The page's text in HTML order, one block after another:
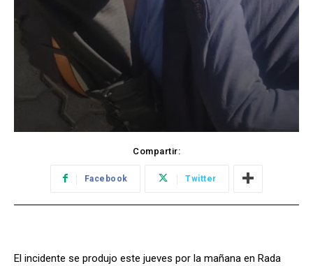
Compartir:
Facebook Twitter
El incidente se produjo este jueves por la mañana en Rada